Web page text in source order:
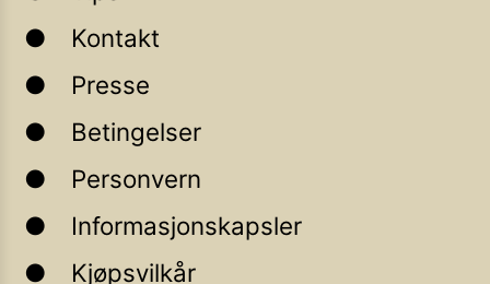
Kontakt
Presse
Betingelser
Personvern
Informasjonskapsler
Kjøpsvilkår